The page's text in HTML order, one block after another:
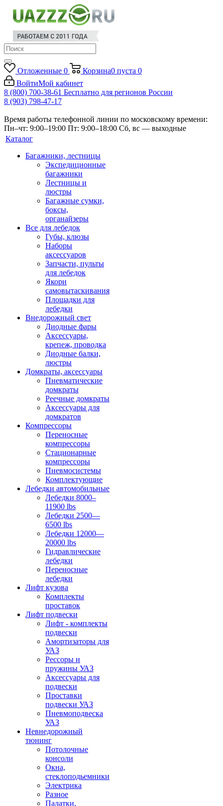
Отложенные 0 Корзина0 пуста 0
ВойтиМой кабинет
8 (800) 700-38-61 Бесплатно для регионов России
8 (903) 798-47-17
Время работы телефонной линии по московскому времени:
Пн–чт: 9:00–19:00 Пт: 9:00–18:00 Сб, вс — выходные
Каталог
Багажники, лестницы
Экспедиционные
багажники
Лестницы и
люстры
Багажные сумки,
боксы,
органайзеры
Все для лебедок
Губы, клюзы
Наборы
аксессуаров
Запчасти, пульты
для лебедок
Якори
самовытаскивания
Площадки для
лебедки
Внедорожный свет
Диодные фары
Аксессуары,
крепеж, проводка
Диодные балки,
люстры
Домкраты, аксессуары
Пневматические
домкраты
Реечные домкраты
Аксессуары для
домкратов
Компрессоры
Переносные
компрессоры
Стационарные
компрессоры
Пневмосистемы
Комплектующие
Лебедки автомобильные
Лебедки 8000–
11900 lbs
Лебедки 2500—
6500 lbs
Лебедки 12000—
20000 lbs
Гидравлические
лебедки
Переносные
лебедки
Лифт кузова
Комплекты
проставок
Лифт подвески
Лифт - комплекты
подвески
Амортизаторы для
УАЗ
Рессоры и
пружины УАЗ
Аксессуары для
подвески
Проставки
подвески УАЗ
Пневмоподвеска
УАЗ
Невнедорожный
тюнинг
Потолочные
консоли
Окна,
стеклоподьемники
Электрика
Разное
Палатки,